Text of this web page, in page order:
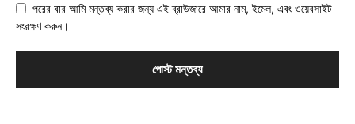
পরের বার আমি মন্তব্য করার জন্য এই ব্রাউজারে আমার নাম, ইমেল, এবং ওয়েবসাইট
সংরক্ষণ করুন।